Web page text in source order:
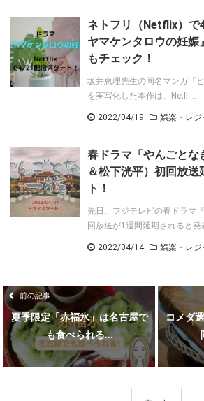
ネトフリ（Netflix）で
ヤマケンタロウの妊娠
もチェック！
坂井恵理先生の同名マンガ「
を実写化した本作は、Netfl ...
2022/04/19 娯楽・レジ
春ドラマ「やんごとな
＆松下洸平）初回放
ト！
先日、フジテレビの春ドラマ
回放送が1週間延期されると発
2022/04/14 娯楽・レジ
前の記事
夏季限定「赤福氷」は名古屋で
も食べられる...
コメダ